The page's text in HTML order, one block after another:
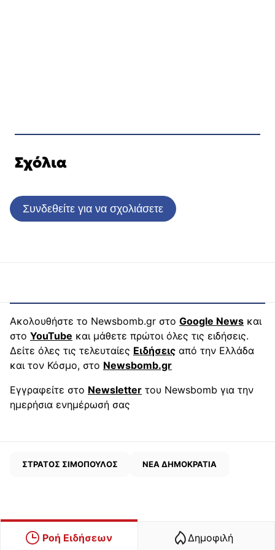
Σχόλια
Συνδεθείτε για να σχολιάσετε
Ακολουθήστε το Newsbomb.gr στο Google News και
στο YouTube και μάθετε πρώτοι όλες τις ειδήσεις.
Δείτε όλες τις τελευταίες Ειδήσεις από την Ελλάδα
και τον Κόσμο, στο Newsbomb.gr
Εγγραφείτε στο Newsletter του Newsbomb για την
ημερήσια ενημέρωσή σας
ΣΤΡΑΤΟΣ ΣΙΜΟΠΟΥΛΟΣ ΝΕΑ ΔΗΜΟΚΡΑΤΙΑ
Ροή Ειδήσεων Δημοφιλή